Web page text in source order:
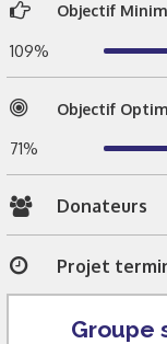
Objectif
109%
Objectif
71%
Donateurs
Projet
Groupe